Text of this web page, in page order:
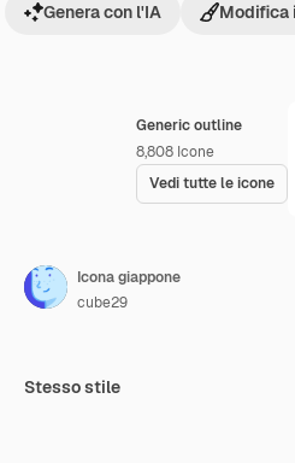
Generic outline
8,808 Icone
Vedi tutte le icone
Genera con l'IA Modifica
Icona giappone
cube29
Stesso stile